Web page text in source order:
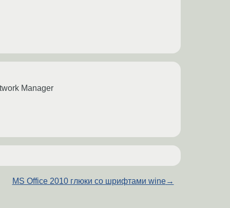
Manager
MS Office 2010 глюки со шрифтами wine→